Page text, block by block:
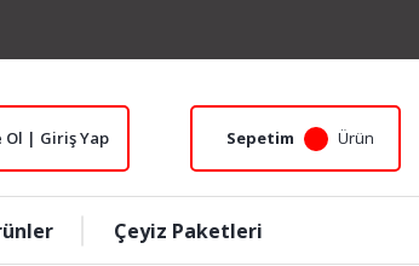
Ol | Giriş Yap Sepetim Ürün
Çeyiz Paketleri